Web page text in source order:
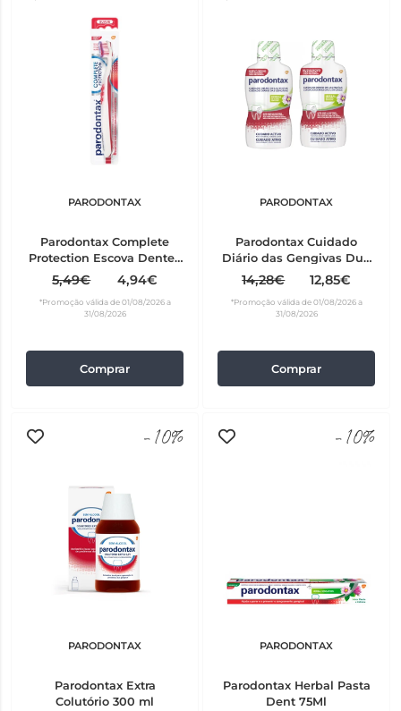
PARODONTAX
Parodontax Complete
Protection Escova Dentes
Suave
5,49€ 4,94€
*Promoção válida de 01/08/2026 a
31/08/2026
Comprar
PARODONTAX
Parodontax Cuidado
Diário das Gengivas Duo
Elixir herbal 2 x 500 ml
com Preço especial
14,28€ 12,85€
*Promoção válida de 01/08/2026 a
31/08/2026
Comprar
-10%
PARODONTAX
Parodontax Extra
Colutório 300 ml
-10%
PARODONTAX
Parodontax Herbal Pasta
Dent 75Ml